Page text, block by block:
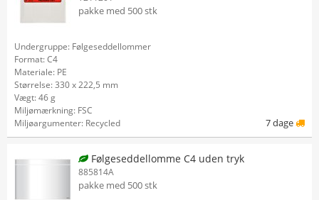
pakke med 500 stk
Undergruppe: Følgeseddellommer
Format: C4
Materiale: PE
Størrelse: 330 x 222,5 mm
Vægt: 46 g
Miljømærkning: FSC
Miljøargumenter: Recycled
7 dage
Følgeseddellomme C4 uden tryk
885814A
pakke med 500 stk